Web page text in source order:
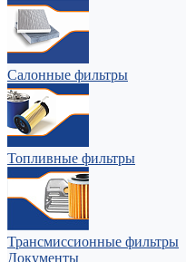
Салонные фильтры
Топливные фильтры
Трансмиссионные фильтры
Документы